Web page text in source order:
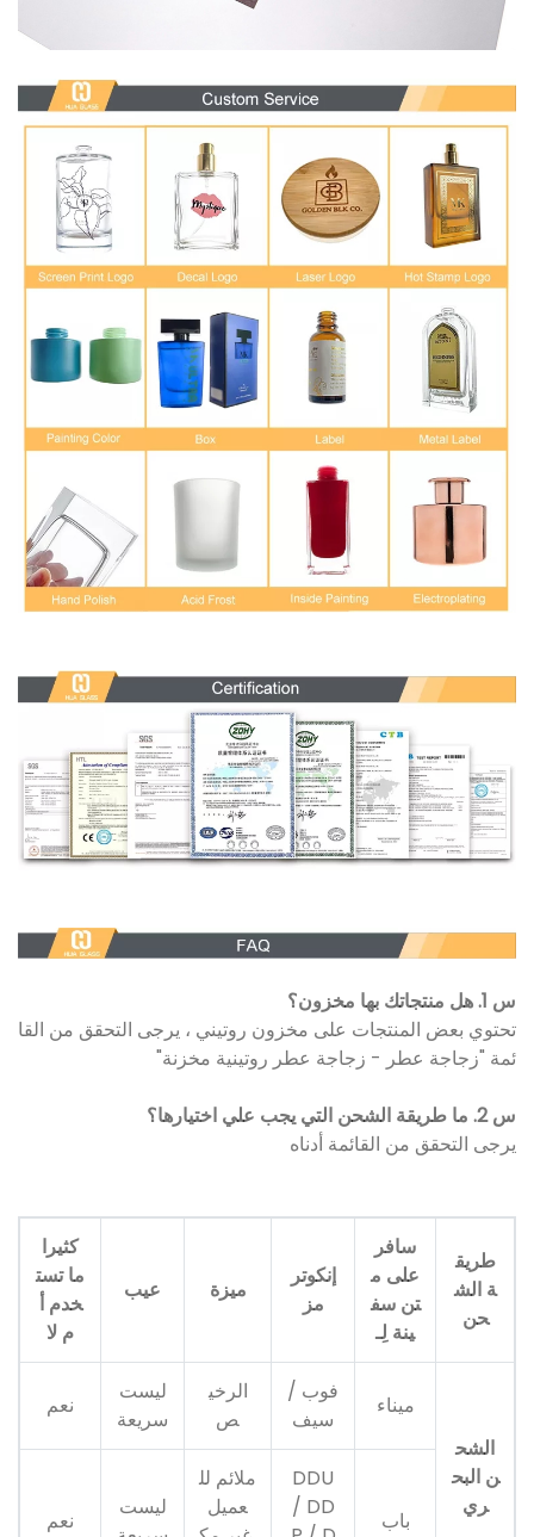
س 1. هل منتجاتك بها مخزون؟
تحتوي بعض المنتجات على مخزون روتيني ، يرجى التحقق من القا
ئمة "زجاجة عطر - زجاجة عطر روتينية مخزنة"
س 2. ما طريقة الشحن التي يجب علي اختيارها؟
يرجى التحقق من القائمة أدناه
طريق
ة الش
حن
سافر
على م
تن سف
ينة لِـ
إنكوتر
مز
ميزة عيب
كثيرا
ما تست
خدم أ
م لا
الشح
ن البح
ري
ميناء
فوب /
سيف
الرخي
ص
ليست
سريعة
نعم
باب
DDU
/ DD
ملائم لل
عميل
ليست
نعم